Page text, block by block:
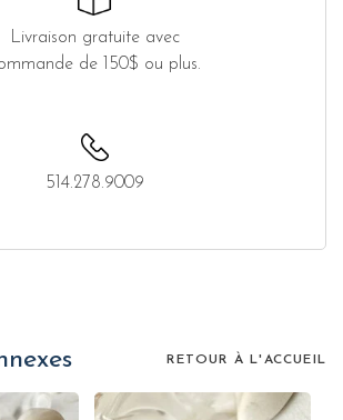
Livraison gratuite avec
de 150$ ou plus.
514.278.9009
RETOUR À L'ACCUEIL